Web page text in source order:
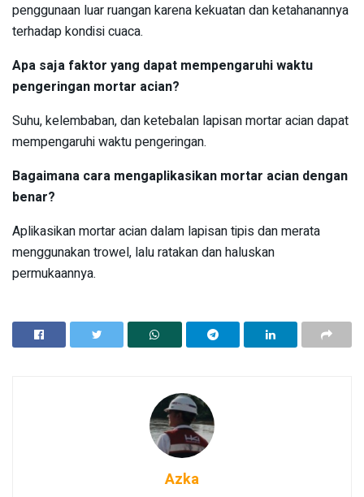
penggunaan luar ruangan karena kekuatan dan ketahanannya
terhadap kondisi cuaca.
Apa saja faktor yang dapat mempengaruhi waktu
pengeringan mortar acian?
Suhu, kelembaban, dan ketebalan lapisan mortar acian dapat
mempengaruhi waktu pengeringan.
Bagaimana cara mengaplikasikan mortar acian dengan
benar?
Aplikasikan mortar acian dalam lapisan tipis dan merata
menggunakan trowel, lalu ratakan dan haluskan
permukaannya.
Azka